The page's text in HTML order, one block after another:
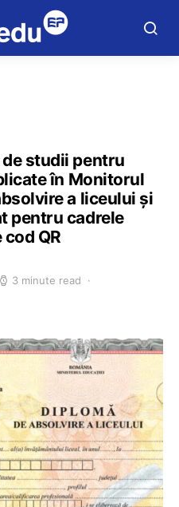
de studii pentru
în Monitorul
a liceului și
pentru cadrele
QR
3 minute read